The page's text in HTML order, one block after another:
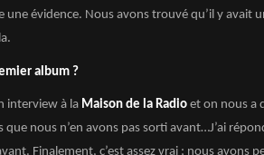
évidence. Nous avons trouvé qu’il y avait
album ?
interview à la Maison de la Radio et on nous a
nous n’en avons pas sorti avant…J’ai
Finalement, c’est assez vrai ; nous avons